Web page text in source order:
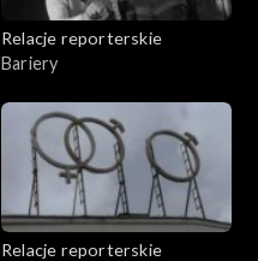
Relacje reporterskie
Bariery
Relacje reporterskie